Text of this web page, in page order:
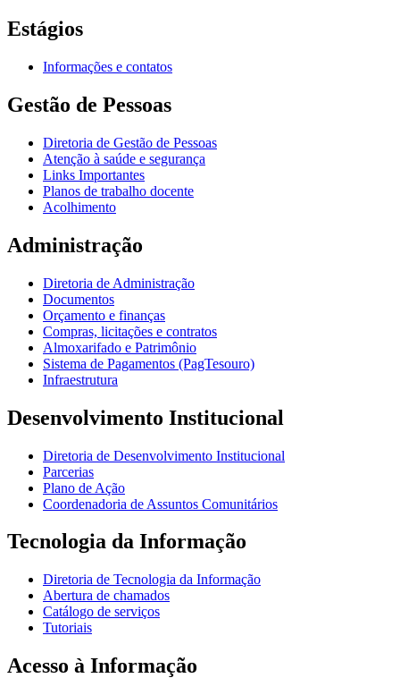
Estágios
Informações e contatos
Gestão de Pessoas
Diretoria de Gestão de Pessoas
Atenção à saúde e segurança
Links Importantes
Planos de trabalho docente
Acolhimento
Administração
Diretoria de Administração
Documentos
Orçamento e finanças
Compras, licitações e contratos
Almoxarifado e Patrimônio
Sistema de Pagamentos (PagTesouro)
Infraestrutura
Desenvolvimento Institucional
Diretoria de Desenvolvimento Institucional
Parcerias
Plano de Ação
Coordenadoria de Assuntos Comunitários
Tecnologia da Informação
Diretoria de Tecnologia da Informação
Abertura de chamados
Catálogo de serviços
Tutoriais
Acesso à Informação